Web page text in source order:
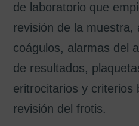
de laboratorio que
revisión de la muestra,
coágulos, alarmas del
de resultados,
eritrocitarios y criterios
revisión del frotis.